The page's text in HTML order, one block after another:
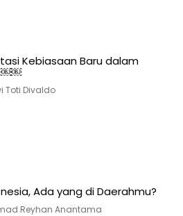
Kebiasaan Baru dalam
Toti Divaldo
Ada yang di Daerahmu?
Reyhan Anantama